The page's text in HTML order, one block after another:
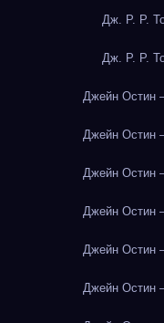
Дж. Р. Р.
Дж. Р. Р.
Джейн Остин
Джейн Остин
Джейн Остин
Джейн Остин
Джейн Остин
Джейн Остин